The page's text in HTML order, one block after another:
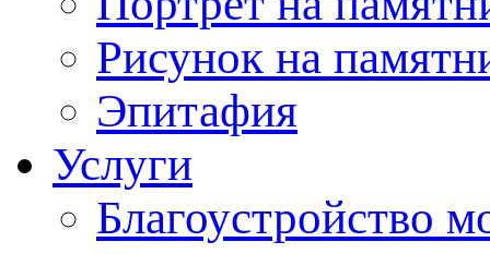
Рисунок на
Эпитафия
Услуги
Благоустройство